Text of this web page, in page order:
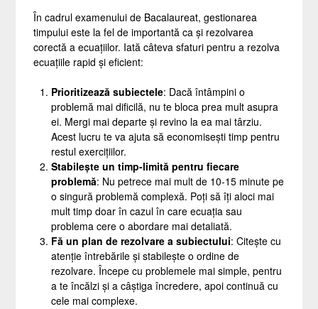
În cadrul examenului de Bacalaureat, gestionarea
timpului este la fel de importantă ca și rezolvarea
corectă a ecuațiilor. Iată câteva sfaturi pentru a rezolva
ecuațiile rapid și eficient:
Prioritizează subiectele: Dacă întâmpini o
problemă mai dificilă, nu te bloca prea mult asupra
ei. Mergi mai departe și revino la ea mai târziu.
Acest lucru te va ajuta să economisești timp pentru
restul exercițiilor.
Stabilește un timp-limită pentru fiecare
problemă: Nu petrece mai mult de 10-15 minute pe
o singură problemă complexă. Poți să îți aloci mai
mult timp doar în cazul în care ecuația sau
problema cere o abordare mai detaliată.
Fă un plan de rezolvare a subiectului: Citește cu
atenție întrebările și stabilește o ordine de
rezolvare. Începe cu problemele mai simple, pentru
a te încălzi și a câștiga încredere, apoi continuă cu
cele mai complexe.